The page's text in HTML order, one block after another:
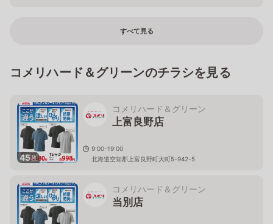
すべて見る
コメリハード＆グリーンのチラシを見る
45枚
コメリハード＆グリーン
上富良野店
9:00-19:00
北海道空知郡上富良野町大町5-942-5
コメリハード＆グリーン
当別店